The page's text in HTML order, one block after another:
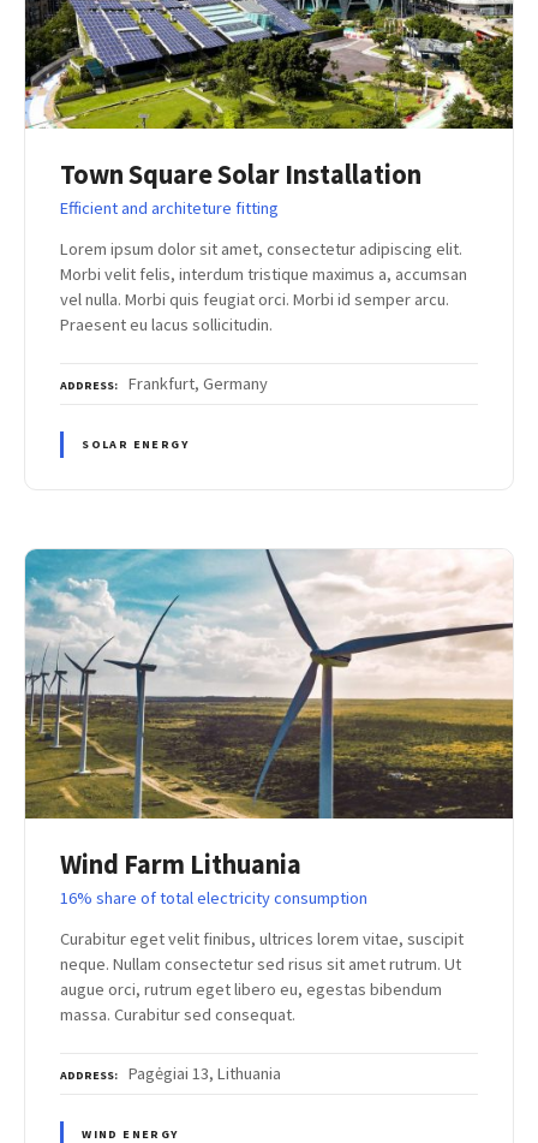
Town Square Solar Installation
Efficient and architeture fitting
Lorem ipsum dolor sit amet, consectetur adipiscing elit.
Morbi velit felis, interdum tristique maximus a, accumsan
vel nulla. Morbi quis feugiat orci. Morbi id semper arcu.
Praesent eu lacus sollicitudin.
ADDRESS Frankfurt, Germany
SOLAR ENERGY
Wind Farm Lithuania
16% share of total electricity consumption
Curabitur eget velit finibus, ultrices lorem vitae, suscipit
neque. Nullam consectetur sed risus sit amet rutrum. Ut
augue orci, rutrum eget libero eu, egestas bibendum
massa. Curabitur sed consequat.
ADDRESS Pagėgiai 13, Lithuania
WIND ENERGY